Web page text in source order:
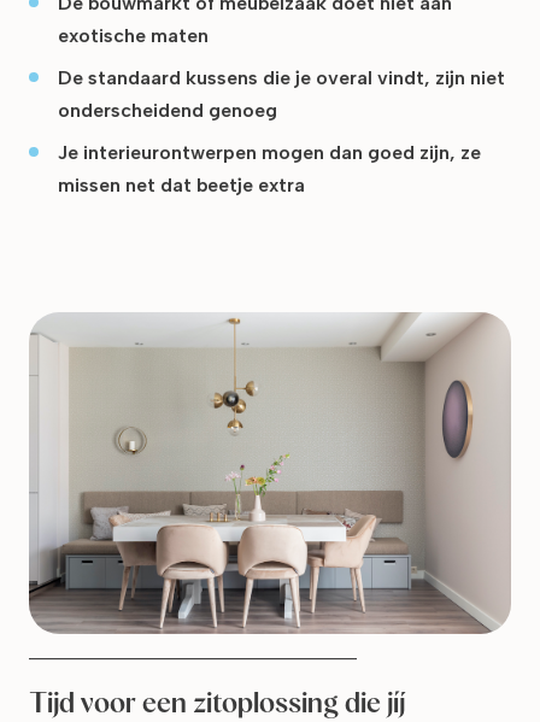
exotische maten
De standaard kussens die je overal vindt, zijn niet
onderscheidend genoeg
Je interieurontwerpen mogen dan goed zijn, ze
missen net dat beetje extra
Tijd voor een zitoplossing die jíj